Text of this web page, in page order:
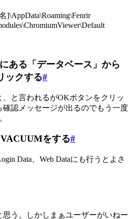
]\AppData\Roaming\Fenrir
ある「データベース」から
ックする#
と言われるがOKボタンをクリッ
確認メッセージが出るのでもう一度
をする#
Data、Web Dataにも行うとよさ
思う。しかしまぁユーザーがいねー